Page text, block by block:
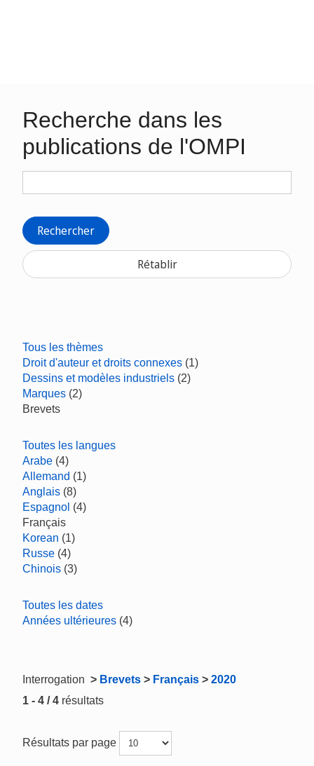
Recherche dans les
publications de l'OMPI
Rechercher
Rétablir
Tous les thèmes
Droit d'auteur et droits connexes (1)
Dessins et modèles industriels (2)
Marques (2)
Brevets
Toutes les langues
Arabe (4)
Allemand (1)
Anglais (8)
Espagnol (4)
Français
Korean (1)
Russe (4)
Chinois (3)
Toutes les dates
Années ultérieures (4)
Interrogation > Brevets > Français > 2020
1 - 4 / 4 résultats
Résultats par page